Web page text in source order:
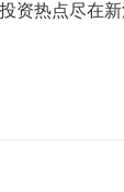
投资热点尽在